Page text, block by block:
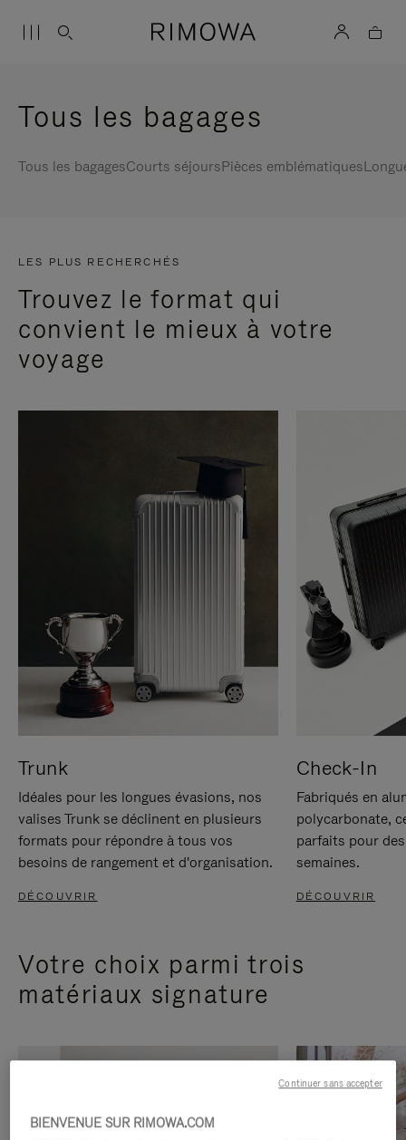
Tous les bagages
Tous les bagagesCourts séjoursPièces emblématiques
LES PLUS RECHERCHÉS
Trouvez le format qui
convient le mieux à votre
voyage
Trunk
Idéales pour les longues évasions, nos
valises Trunk se déclinent en plusieurs
formats pour répondre à tous vos
besoins de rangement et d'organisation.
DÉCOUVRIR
Check-In
Fabriqués en
polycarbonate,
parfaits pour
semaines.
DÉCOUVRIR
Votre choix parmi trois
matériaux signature
BIENVENUE SUR RIMOWA.COM
Continuer sans accepter